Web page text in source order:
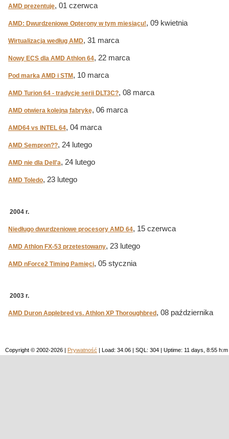
AMD prezentuje, 01 czerwca
AMD: Dwurdzeniowe Opterony w tym miesiącu!, 09 kwietnia
Wirtualizacja według AMD, 31 marca
Nowy ECS dla AMD Athlon 64, 22 marca
Pod marką AMD i STM , 10 marca
AMD Turion 64 - tradycje serii DLT3C?, 08 marca
AMD otwiera kolejną fabrykę, 06 marca
AMD64 vs INTEL 64, 04 marca
AMD Sempron??, 24 lutego
AMD nie dla Dell'a, 24 lutego
AMD Toledo, 23 lutego
2004 r.
Niedługo dwurdzeniowe procesory AMD 64, 15 czerwca
AMD Athlon FX-53 przetestowany, 23 lutego
AMD nForce2 Timing Pamięci, 05 stycznia
2003 r.
AMD Duron Applebred vs. Athlon XP Thoroughbred , 08 października
Copyright © 2002-2026 | Prywatność | Load: 34.06 | SQL: 304 | Uptime: 11 days, 8:55